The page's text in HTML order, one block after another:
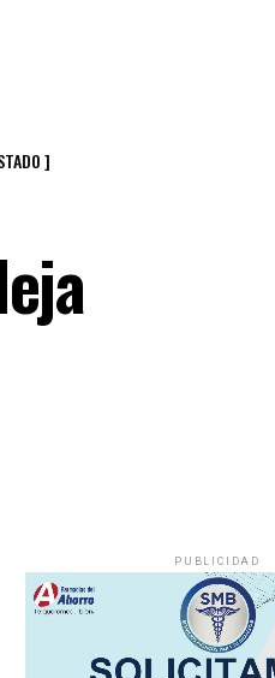
]
PUBLICIDAD